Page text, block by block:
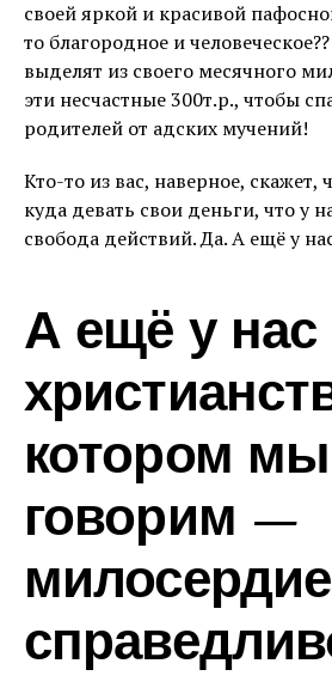
своей яркой и красивой
то благородное и
выделят из своего месячного
эти несчастные 300т.р., чтобы
родителей от адских мучений!
Кто-то из вас, наверное, скажет,
куда девать свои деньги, что у
свобода действий. Да. А ещё у
А ещё у нас
котором мы
говорим —